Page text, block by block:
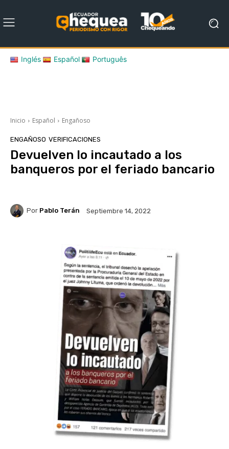
Inglés Español Português
Inicio Español Engañoso
ENGAÑOSO VERIFICACIONES
Devuelven lo incautado a los
banqueros por el feriado bancario
Por Pablo Terán Septiembre 14, 2022